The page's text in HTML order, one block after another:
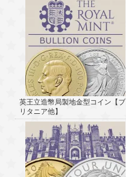
英王立造幣局製地金型コイン【ブ
リタニア他】